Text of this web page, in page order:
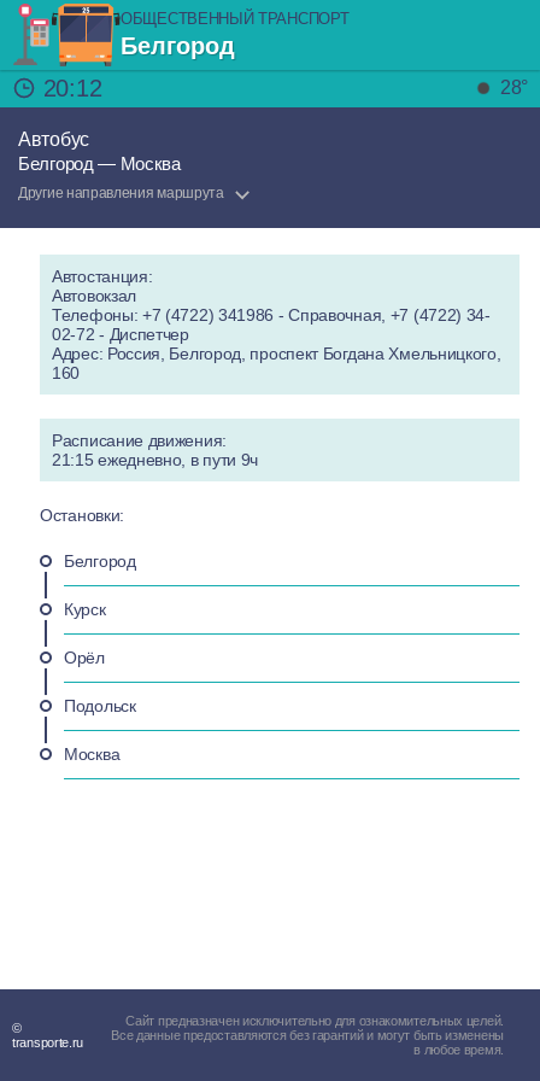
ОБЩЕСТВЕННЫЙ ТРАНСПОРТ
Белгород
20:12
28°
Автобус
Белгород — Москва
Другие направления маршрута
Автостанция:
Автовокзал
Телефоны: +7 (4722) 341986 - Справочная, +7 (4722) 34-
02-72 - Диспетчер
Адрес: Россия, Белгород, проспект Богдана Хмельницкого,
160
Расписание движения:
21:15 ежедневно, в пути 9ч
Остановки:
Белгород
Курск
Орёл
Подольск
Москва
©
transporte.ru
Сайт предназначен исключительно для ознакомительных целей.
Все данные предоставляются без гарантий и могут быть изменены
в любое время.